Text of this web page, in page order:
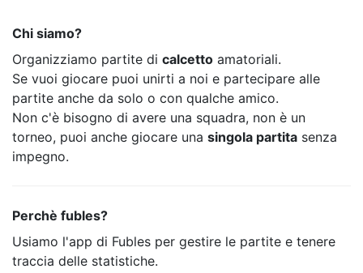
Chi siamo?
Organizziamo partite di calcetto amatoriali.
Se vuoi giocare puoi unirti a noi e partecipare alle
partite anche da solo o con qualche amico.
Non c'è bisogno di avere una squadra, non è un
torneo, puoi anche giocare una singola partita senza
impegno.
Perchè fubles?
Usiamo l'app di Fubles per gestire le partite e tenere
traccia delle statistiche.